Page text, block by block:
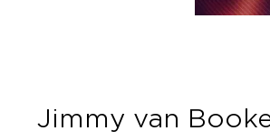
Jimmy van